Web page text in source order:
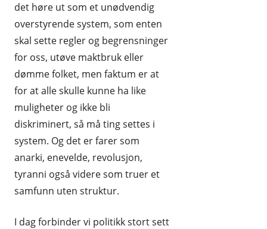
det høre ut som et unødvendig
overstyrende system, som enten
skal sette regler og begrensninger
for oss, utøve maktbruk eller
dømme folket, men faktum er at
for at alle skulle kunne ha like
muligheter og ikke bli
diskriminert, så må ting settes i
system. Og det er farer som
anarki, enevelde, revolusjon,
tyranni også videre som truer et
samfunn uten struktur.
I dag forbinder vi politikk stort sett